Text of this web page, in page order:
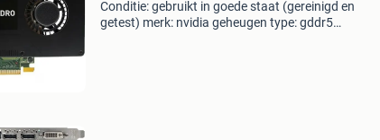
Conditie: gebruikt in goede staat (gereinigd en
getest) merk: nvidia geheugen type: gddr5